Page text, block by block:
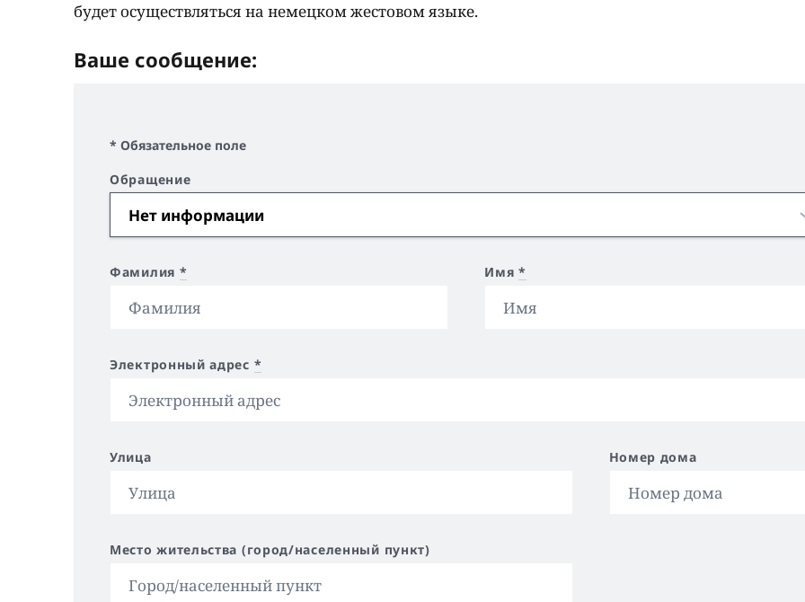
будет осуществляться на немецком жестовом языке.
Ваше сообщение:
* Обязательное поле
Обращение
Фамилия * Имя*
Электронный адрес *
Улица Номер дома
Место жительства (город/населенный пункт)